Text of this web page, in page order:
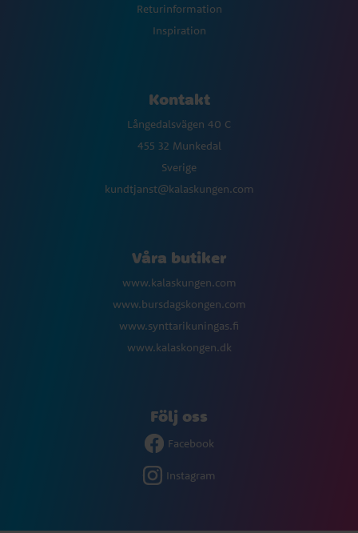
Returinformation
Inspiration
Kontakt
Långedalsvägen 40 C
455 32 Munkedal
Sverige
kundtjanst@kalaskungen.com
Våra butiker
www.kalaskungen.com
www.bursdagskongen.com
www.synttarikuningas.fi
www.kalaskongen.dk
Följ oss
Facebook
Instagram